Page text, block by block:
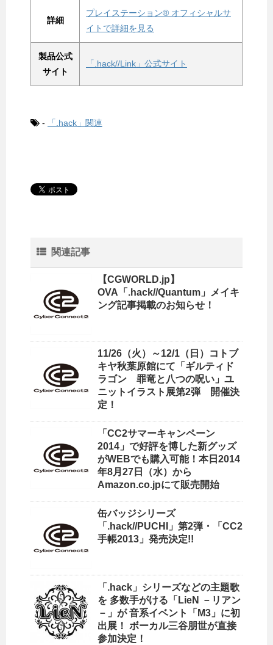
詳細
プレイステーション® オフィシャルサ
イトで詳細を見る
製品公式
サイト
「.hack//Link」公式サイト
- 「.hack」関連
関連記事
【CGWORLD.jp】
OVA「.hack//Quantum」メイキ
ング記事掲載のお知らせ！
11/26（火）～12/1（日）コトブ
キヤ秋葉原館にて「ギルティド
ラゴン 罪竜と八つの呪い」ユ
ニットイラスト展第2弾 開催決
定！
「CC2サマーキャンペーン
2014」で好評を博した新グッズ
がWEBでも購入可能！本日2014
年8月27日（水）から
Amazon.co.jpにて販売開始
缶バッジシリーズ
「.hack//PUCHI」第2弾・「CC2
手帳2013」発売決定!!
「.hack」シリーズなどの主題歌
を 多数手がける「LieN －リアン
－」が 音系イベント「M3」に初
出展！ ボーカル三谷朋世が直接
参加決定！